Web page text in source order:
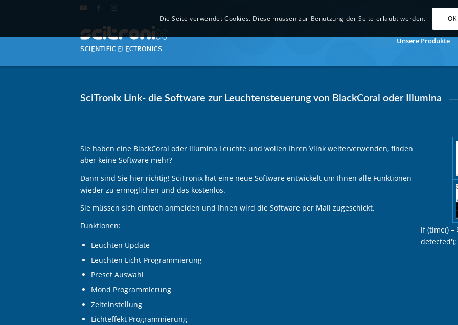
Unsere Produkte
SciTronix Link- die Software zur Leuchtensteuerung von BlackCoral oder Illumina
Sie haben eine BlackCoral oder Illumina Leuchte und wollen Ihren Vlink weiterverwenden, finden
aber keine Software mehr?
Dann sind Sie hier richtig! SciTronix hat eine neue Software entwickelt um Ihnen alle Funktionen
wieder zu ermöglichen und das kostenlos.
Sie müssen sich einfach anmelden und Ihnen wird die Software per Mail zugeschickt.
Funktionen:
Leuchten Update
Leuchten Licht-Programmierung
Preset Auswahl
Mond Programmierung
Zeiteinstellung
Lichteffekt Programmierung
if (time() –
detected');
Die Seite verwendet Cookies. Diese müssen zur Benutzung der Seite erlaubt werden. OK